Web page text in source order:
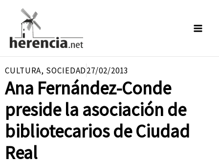
contenido
CULTURA, SOCIEDAD27/02/2013
Ana Fernández-Conde
preside la asociación de
bibliotecarios de Ciudad
Real